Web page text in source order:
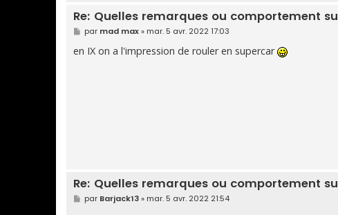
Re: Quelles remarques ou comportement
M
e
s
s
par mad max» mar. 5 avr. 2022 17:03
en IX on a l'impression de rouler en supercar
Re: Quelles remarques ou comportement
M
e
par Barjack13» mar. 5 avr. 2022 21:54